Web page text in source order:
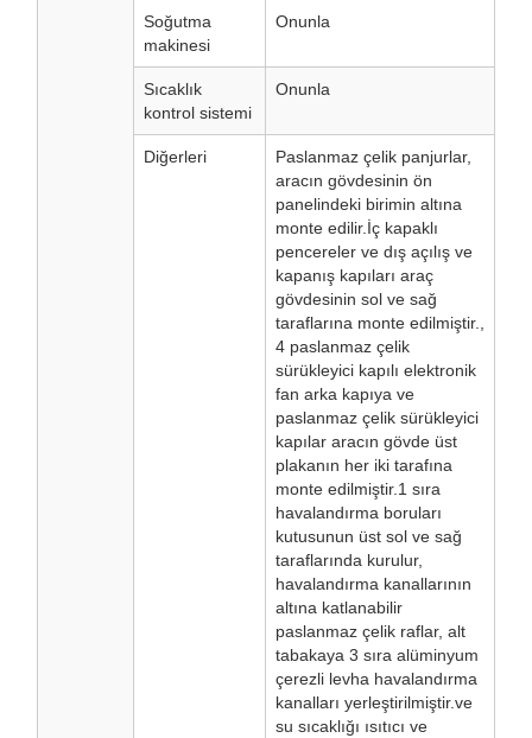
Soğutma
makinesi
Onunla
Sıcaklık
kontrol sistemi
Onunla
Diğerleri
Paslanmaz çelik panjurlar,
aracın gövdesinin ön
panelindeki birimin altına
monte edilir.İç kapaklı
pencereler ve dış açılış ve
kapanış kapıları araç
gövdesinin sol ve sağ
taraflarına monte edilmiştir.,
4 paslanmaz çelik
sürükleyici kapılı elektronik
fan arka kapıya ve
paslanmaz çelik sürükleyici
kapılar aracın gövde üst
plakanın her iki tarafına
monte edilmiştir.1 sıra
havalandırma boruları
kutusunun üst sol ve sağ
taraflarında kurulur,
havalandırma kanallarının
altına katlanabilir
paslanmaz çelik raflar, alt
tabakaya 3 sıra alüminyum
çerezli levha havalandırma
kanalları yerleştirilmiştir.ve
su sıcaklığı ısıtıcı ve